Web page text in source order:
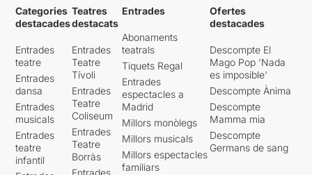
Categories
destacades
Entrades
teatre
Entrades
dansa
Entrades
musicals
Entrades
teatre
infantil
Teatres
destacats
Entrades
Teatre
Tívoli
Entrades
Teatre
Coliseum
Entrades
Teatre
Borràs
Entrades
Abonaments
teatrals
Tiquets Regal
Entrades
espectacles a
Madrid
Millors monòlegs
Millors musicals
Millors espectacles
familiars
Ofertes
destacades
Descompte El
Mago Pop 'Nada
es imposible'
Descompte Ànima
Descompte
Mamma mia
Descompte
Germans de sang